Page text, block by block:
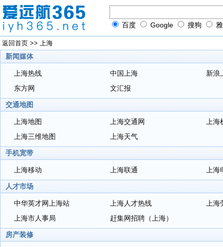
百度 Google 搜狗
返回首页 >> 上海
新闻媒体
上海热线 中国上海
新浪
东方网
文汇报
交通地图
上海地图 上海交通网
上
上海三维地图
上海天气
手机宽带
上海移动 上海联通 上
人才市场
中华英才网上海站 上海人才热线
上
上海市人事局
赶集网招聘（上海）
房产装修